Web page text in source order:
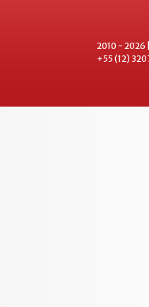
2010 - 2026
+55 (12)